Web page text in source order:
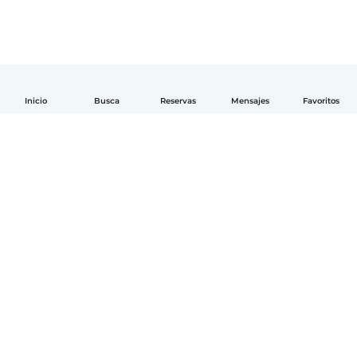
Inicio Busca Reservas Mensajes Favoritos